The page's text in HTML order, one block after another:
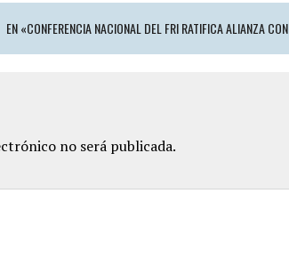
EN «CONFERENCIA NACIONAL DEL FRI RATIFICA ALIANZA
no será publicada.